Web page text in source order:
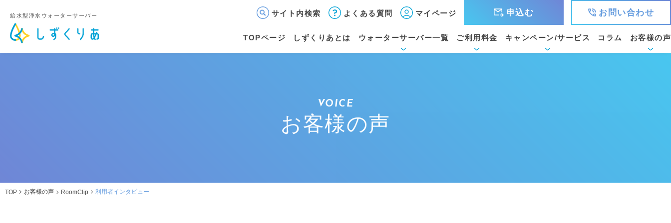
給水型浄水ウォーターサーバー サイト内検索 よくある質問 マイページ 申込む お問い合わせ
TOPページ しずくりあとは ウォーターサーバー一覧 ご利用料金 キャンペーン/サービス コラム お客様の声
VOICE
お客様の声
TOP お客様の声 RoomClip 利用者インタビュー